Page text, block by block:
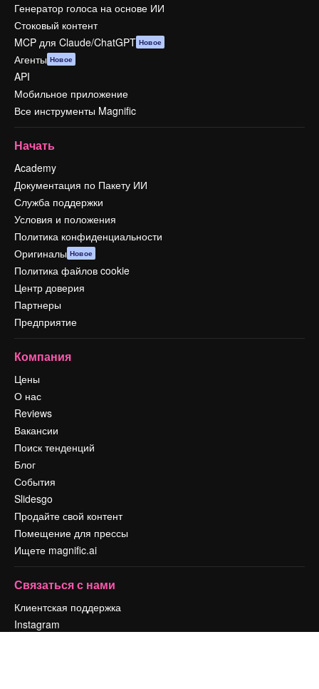
Генератор голоса на основе ИИ
Стоковый контент
MCP для Claude/ChatGPT Новое
Агенты Новое
API
Мобильное приложение
Все инструменты Magnific
Начать
Academy
Документация по Пакету ИИ
Служба поддержки
Условия и положения
Политика конфиденциальности
Оригиналы Новое
Политика файлов cookie
Центр доверия
Партнеры
Предприятие
Компания
Цены
О нас
Reviews
Вакансии
Поиск тенденций
Блог
События
Slidesgo
Продайте свой контент
Помещение для прессы
Ищете magnific.ai
Связаться с нами
Клиентская поддержка
Instagram